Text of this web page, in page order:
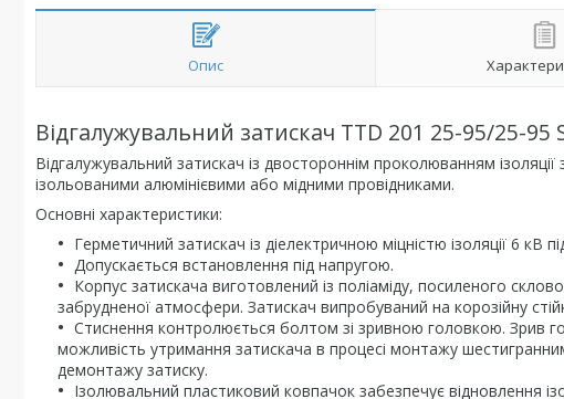
Опис
Відгалужувальний затискач TTD 201 25-95/25-95
Відгалужувальний затискач із двостороннім проколюванням
ізольованими алюмінієвими або мідними провідниками.
Основні характеристики:
Герметичний затискач із діелектричною міцністю ізоляції 6 кВ
Допускається встановлення під напругою.
Корпус затискача виготовлений із поліаміду, посиленого
забрудненої атмосфери. Затискач випробуваний на корозійну
Стиснення контролюється болтом зі зривною головкою. Зрив
можливість утримання затискача в процесі монтажу
демонтажу затиску.
Ізолювальний пластиковий ковпачок забезпечує відновлення